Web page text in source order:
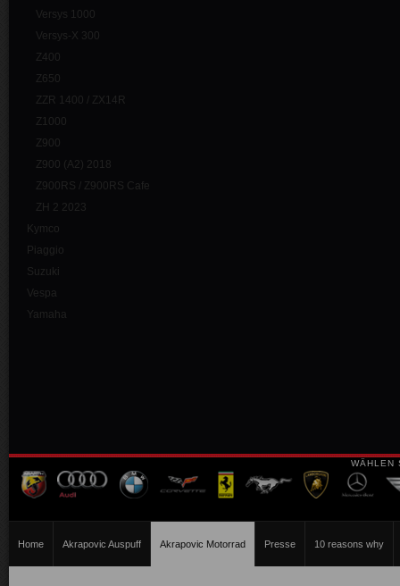
WÄHLEN
Home Akrapovic Auspuff Akrapovic Motorrad Presse 10 reasons why
Versys 1000
Versys-X 300
Z400
Z650
ZZR 1400 / ZX14R
Z1000
Z900
Z900 (A2) 2018
Z900RS / Z900RS Cafe
ZH 2 2023
Kymco
Piaggio
Suzuki
Vespa
Yamaha